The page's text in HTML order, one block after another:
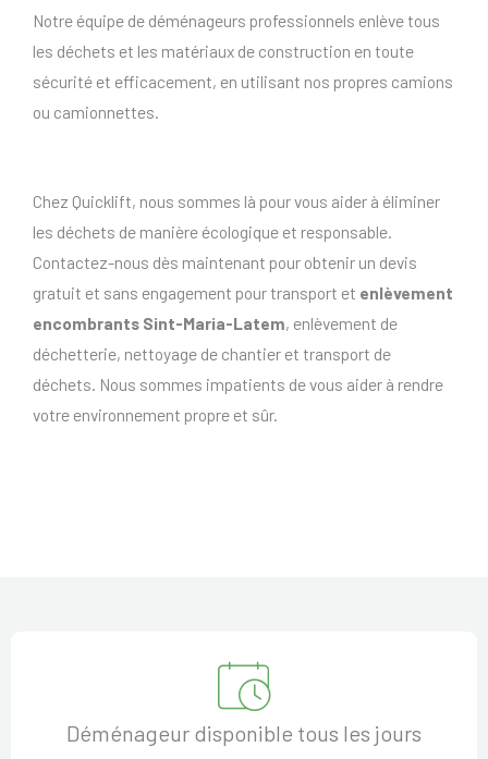
Notre équipe de déménageurs professionnels enlève tous
les déchets et les matériaux de construction en toute
sécurité et efficacement, en utilisant nos propres camions
ou camionnettes.
Chez Quicklift, nous sommes là pour vous aider à éliminer
les déchets de manière écologique et responsable.
Contactez-nous dès maintenant pour obtenir un devis
gratuit et sans engagement pour transport et enlèvement
encombrants Sint-Maria-Latem, enlèvement de
déchetterie, nettoyage de chantier et transport de
déchets. Nous sommes impatients de vous aider à rendre
votre environnement propre et sûr.
Déménageur disponible tous les jours